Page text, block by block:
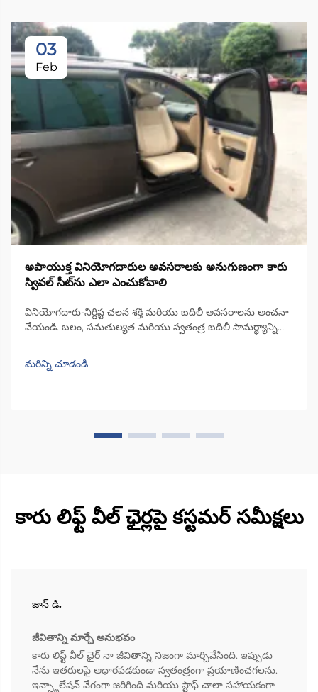
03
Feb
అపాయుక్త వినియోగదారుల అవసరాలకు అనుగుణంగా కారు
స్వివల్ సీట్‌ను ఎలా ఎంచుకోవాలి
వినియోగదారు-నిర్దిష్ట చలన శక్తి మరియు బదిలీ అవసరాలను అంచనా
వేయండి. బలం, సమతుల్యత మరియు స్వతంత్ర బదిలీ సామర్థ్యాన్ని
మరియు కారులో కదిలేటప్పుడు వారి వెన్నెముక ఎంతగా స్థిరంగా
ఉంటుందో తనిఖీ చేయండి. ఈ వాస్తవాలు...
మరిన్ని చూడండి
కారు లిఫ్ట్ వీల్ ఛైర్లపై కస్టమర్ సమీక్షలు
జాన్ డి.
జీవితాన్ని మార్చే అనుభవం
కారు లిఫ్ట్ వీల్ ఛైర్ నా జీవితాన్ని నిజంగా మార్చివేసింది. ఇప్పుడు
నేను ఇతరులపై ఆధారపడకుండా స్వతంత్రంగా ప్రయాణించగలను.
ఇన్స్టాలేషన్ వేగంగా జరిగింది మరియు స్టాఫ్ చాలా సహాయకంగా